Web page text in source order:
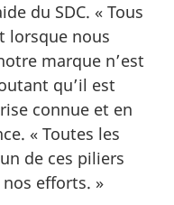
du SDC. « Tous
lorsque nous
marque n’est
qu’il est
connue et en
« Toutes les
de ces piliers
efforts. »